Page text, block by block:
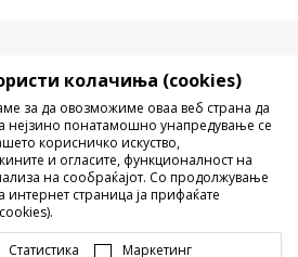
или користење на содржината од
Vision, делумно или целосно a се
колачиња (cookies)
за да овозможиме оваа веб страна да
нејзино понатамошно унапредување се
корисничко искуство,
и огласите, функционалност на
на сообраќајот. Со продолжување
страница ја прифаќате
Статистика Маркетинг